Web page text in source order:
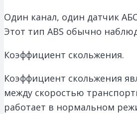
Один канал, один датчик
Этот тип ABS обычно
Коэффициент скольжения.
Коэффициент скольжения
между скоростью
работает в нормальном